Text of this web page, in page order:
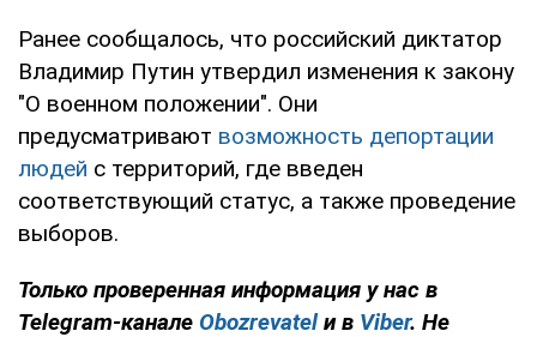
Ранее сообщалось, что российский диктатор
Владимир Путин утвердил изменения к закону
"О военном положении". Они
предусматривают возможность депортации
людей с территорий, где введен
соответствующий статус, а также проведение
выборов.
Только проверенная информация у нас в
Telegram-канале Obozrevatelи в Viber. Не